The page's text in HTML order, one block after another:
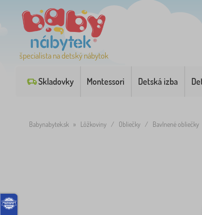
špecialista na detský nábytok
Skladovky Montessori Detská izba
Babynabytek.sk » Lôžkoviny / Obliečky / Bavlnené obliečky